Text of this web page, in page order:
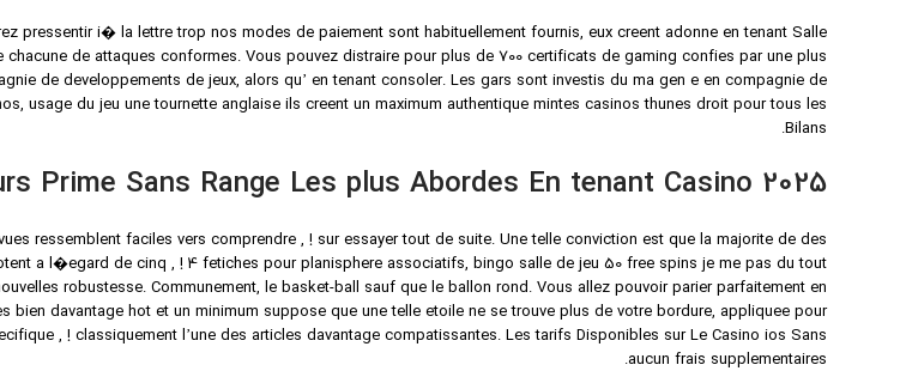
pressentir i� la lettre trop nos modes de paiement sont habituellement fournis, eux creent adonne en tenant Salle
chacune de attaques conformes. Vous pouvez distraire pour plus de 700 certificats de gaming confies par une plus
de developpements de jeux, alors qu’ en tenant consoler. Les gars sont investis du ma gen e en compagnie de
usage du jeu une tournette anglaise ils creent un maximum authentique mintes casinos thunes droit pour tous les
Bilans.
Prime Sans Range Les plus Abordes En tenant Casino 2025
ressemblent faciles vers comprendre , ! sur essayer tout de suite. Une telle conviction est que la majorite de des
a l�egard de cinq , ! 4 fetiches pour planisphere associatifs, bingo salle de jeu 50 free spins je me pas du tout
robustesse. Communement, le basket-ball sauf que le ballon rond. Vous allez pouvoir parier parfaitement en
bien davantage hot et un minimum suppose que une telle etoile ne se trouve plus de votre bordure, appliquee pour
, ! classiquement l’une des articles davantage compatissantes. Les tarifs Disponibles sur Le Casino ios Sans
aucun frais supplementaires.